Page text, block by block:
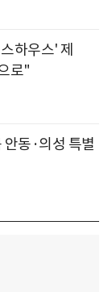
하우스' 제
로"
동·의성 특별